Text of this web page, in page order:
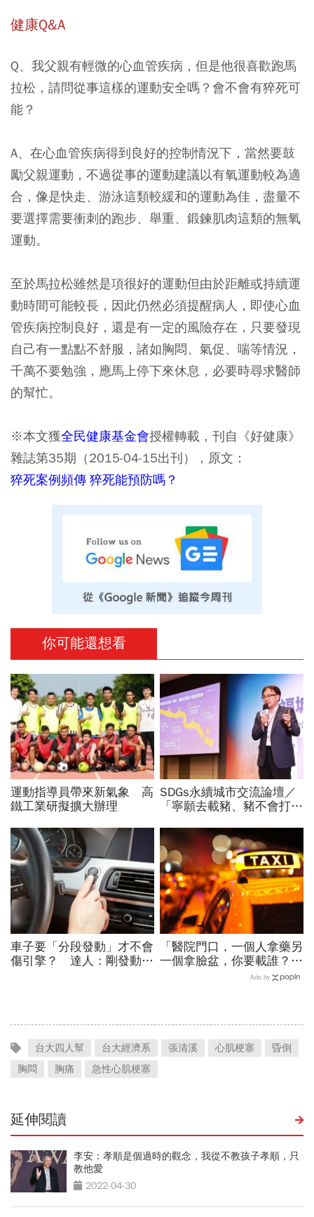
健康Q&A
Q、我父親有輕微的心血管疾病，但是他很喜歡跑馬
拉松，請問從事這樣的運動安全嗎？會不會有猝死可
能？
A、在心血管疾病得到良好的控制情況下，當然要鼓
勵父親運動，不過從事的運動建議以有氧運動較為適
合，像是快走、游泳這類較緩和的運動為佳，盡量不
要選擇需要衝刺的跑步、舉重、鍛鍊肌肉這類的無氧
運動。
至於馬拉松雖然是項很好的運動但由於距離或持續運
動時間可能較長，因此仍然必須提醒病人，即使心血
管疾病控制良好，還是有一定的風險存在，只要發現
自己有一點點不舒服，諸如胸悶、氣促、喘等情況，
千萬不要勉強，應馬上停下來休息，必要時尋求醫師
的幫忙。
※本文獲全民健康基金會授權轉載，刊自《好健康》
雜誌第35期（2015-04-15出刊），原文：
猝死案例頻傳 猝死能預防嗎？
你可能還想看
運動指導員帶來新氣象 高
鐵工業研擬擴大辦理
SDGs永續城市交流論壇／
「寧願去載豬、豬不會打
桃園市4大倡議，重構公共
運輸DNA
車子要「分段發動」才不會
傷引擎？ 達人：剛發動時
「醫院門口，一個人拿藥另
一個拿臉盆，你要載誰？」
一個計程車司機給我們上了
Ads by
台大四人幫 台大經濟系 張清溪 心肌梗塞
昏倒
胸悶
胸痛 急性心肌梗塞
延伸閱讀
李安：孝順是個過時的觀念，我從不教孩子孝順，只
教他愛
2022-04-30